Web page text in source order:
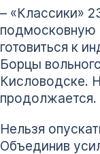
– «Классики»
подмосковную
готовиться к
Борцы
Кисловодске.
продолжается.
Нельзя
Объединив